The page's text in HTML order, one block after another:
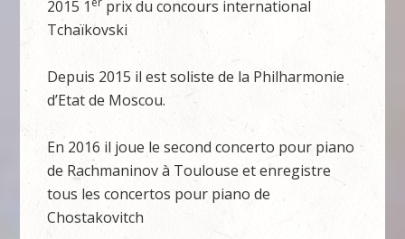
2015 1
prix du concours international
Tchaïkovski
Depuis 2015 il est soliste de la Philharmonie
d’Etat de Moscou.
En 2016 il joue le second concerto pour piano
de Rachmaninov à Toulouse et enregistre
tous les concertos pour piano de
Chostakovitch